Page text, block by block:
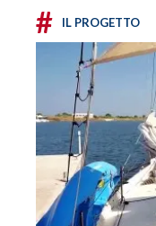
# IL PROGETTO